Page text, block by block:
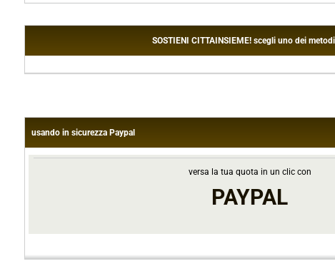
SOSTIENI CITTAINSIEME! scegli uno dei
usando in sicurezza Paypal
versa la tua quota in un clic con
PAYPAL